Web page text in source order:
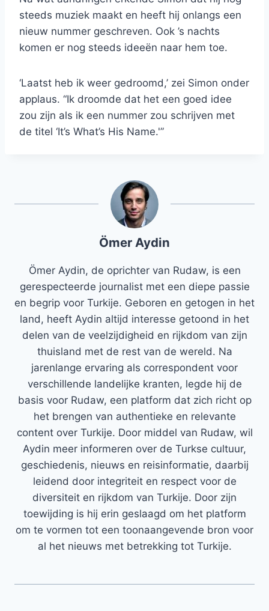
steeds muziek maakt en heeft hij onlangs een
nieuw nummer geschreven. Ook ’s nachts
komen er nog steeds ideeën naar hem toe.
‘Laatst heb ik weer gedroomd,’ zei Simon onder
applaus. “Ik droomde dat het een goed idee
zou zijn als ik een nummer zou schrijven met
de titel ‘It’s What’s His Name.'”
Ömer Aydin
Ömer Aydin, de oprichter van Rudaw, is een
gerespecteerde journalist met een diepe passie
en begrip voor Turkije. Geboren en getogen in het
land, heeft Aydin altijd interesse getoond in het
delen van de veelzijdigheid en rijkdom van zijn
thuisland met de rest van de wereld. Na
jarenlange ervaring als correspondent voor
verschillende landelijke kranten, legde hij de
basis voor Rudaw, een platform dat zich richt op
het brengen van authentieke en relevante
content over Turkije. Door middel van Rudaw, wil
Aydin meer informeren over de Turkse cultuur,
geschiedenis, nieuws en reisinformatie, daarbij
leidend door integriteit en respect voor de
diversiteit en rijkdom van Turkije. Door zijn
toewijding is hij erin geslaagd om het platform
om te vormen tot een toonaangevende bron voor
al het nieuws met betrekking tot Turkije.